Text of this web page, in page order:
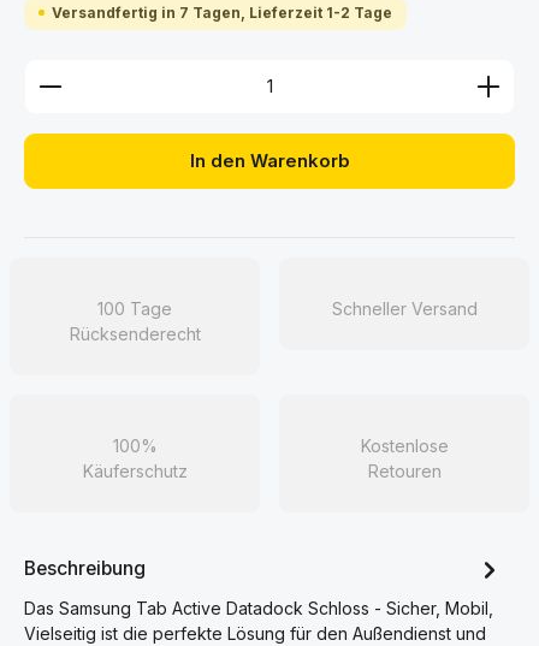
Versandfertig in 7 Tagen, Lieferzeit 1-2 Tage
Produkt Anzahl: Gib den gewünschten Wert ein
In den Warenkorb
100 Tage
Rücksenderecht
Schneller Versand
100%
Käuferschutz
Kostenlose
Retouren
Beschreibung
Das Samsung Tab Active Datadock Schloss - Sicher, Mobil,
Vielseitig ist die perfekte Lösung für den Außendienst und